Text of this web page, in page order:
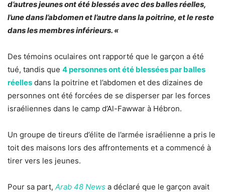
d’autres jeunes ont été blessés avec des balles réelles,
l’une dans l’abdomen et l’autre dans la poitrine, et le reste
dans les membres inférieurs. «
Des témoins oculaires ont rapporté que le garçon a été
tué, tandis que 4 personnes ont été blessées par balles
réelles dans la poitrine et l’abdomen et des dizaines de
personnes ont été forcées de se disperser par les forces
israéliennes dans le camp d’Al-Fawwar à Hébron.
Un groupe de tireurs d’élite de l’armée israélienne a pris le
toit des maisons lors des affrontements et a commencé à
tirer vers les jeunes.
Pour sa part, Arab 48 News a déclaré que le garçon avait